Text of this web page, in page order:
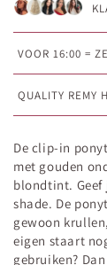
VOOR 16:00 =
QUALITY REMY
De clip-in
met gouden
blondtint. Geef
shade. De
gewoon
eigen staart
gebruiken?